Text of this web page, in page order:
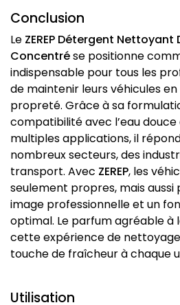
Conclusion
Le ZEREP Détergent
Concentrése positionne
indispensable pour tous les
de maintenir leurs véhicules
propreté. Grâce à sa
compatibilité avec l’eau
multiples applications, il
nombreux secteurs, des
transport. Avec ZEREP, les
seulement propres, mais
image professionnelle et un
optimal. Le parfum agréable
cette expérience de
touche de fraîcheur à chaque
Utilisation